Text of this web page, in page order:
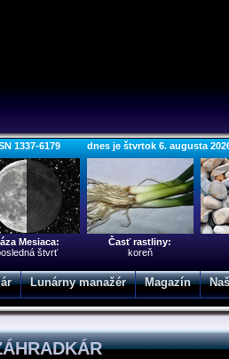
1337-6179 dnes je štvrtok 6. augusta
Mesiaca:
štvrť
Časť rastliny:
koreň
Lunárny manažér Magazín